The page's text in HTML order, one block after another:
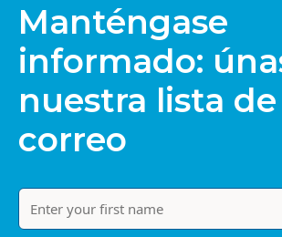
Manténgase
informado:
nuestra lista de
correo